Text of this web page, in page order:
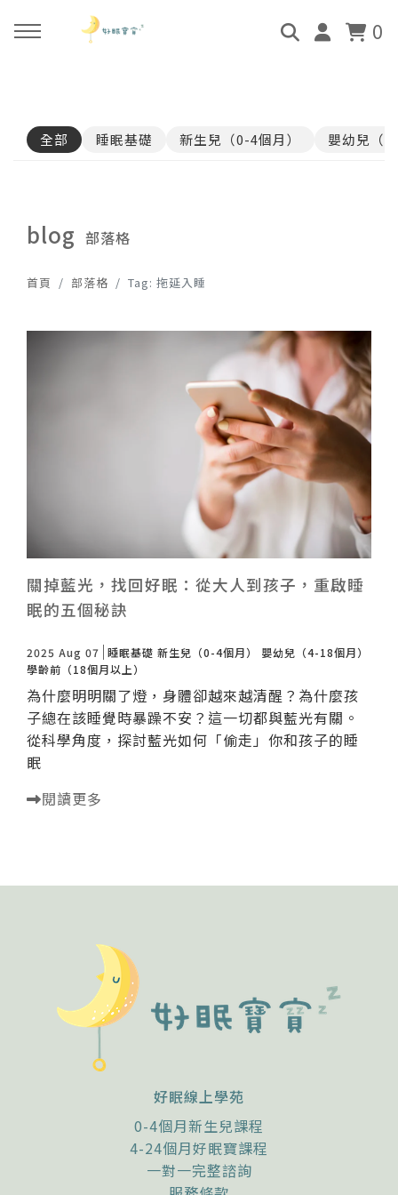
0
關於好眠師
好眠師服務
好眠寶寶 X 企業合作
好眠師認證班
畢業顧問
諮詢服務
0-4個月
4個月-3歲
好眠學苑
學苑評價
全部 睡眠基礎 新生兒（0-4個月） 嬰幼兒（
blog 部落格
首頁 部落格 Tag: 拖延入睡
關掉藍光，找回好眠：從大人到孩子，重啟睡
眠的五個秘訣
2025 Aug 07 睡眠基礎 新生兒（0-4個月）
嬰幼兒（4-18個月）
學齡前（18個月以上）
為什麼明明關了燈，身體卻越來越清醒？為什麼孩
子總在該睡覺時暴躁不安？這一切都與藍光有關。
從科學角度，探討藍光如何「偷走」你和孩子的睡
眠
閱讀更多
好眠線上學苑
0-4個月新生兒課程
4-24個月好眠寶課程
一對一完整諮詢